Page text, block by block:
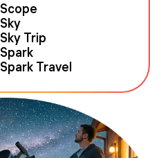
Trip
Travel